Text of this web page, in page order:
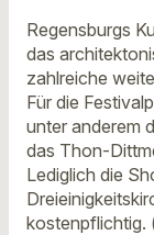
Regensburgs
das
zahlreiche
Für die
unter anderem
das Thon-
Lediglich die
kostenpflichtig.